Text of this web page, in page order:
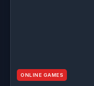
ONLINE GAMES